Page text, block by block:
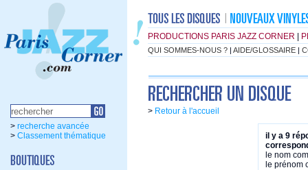
PRODUCTIONS PARIS JAZZ CORNER
QUI SOMMES-NOUS ? | AIDE/GLOSSAIRE |
> recherche avancée
> Classement thématique
> Retour à l'accueil
il y a 9
le nom
le prénom